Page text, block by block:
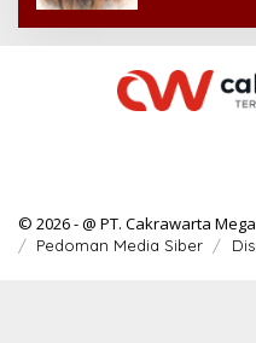
© 2026 - @ PT. Cakrawarta
Pedoman Media Siber